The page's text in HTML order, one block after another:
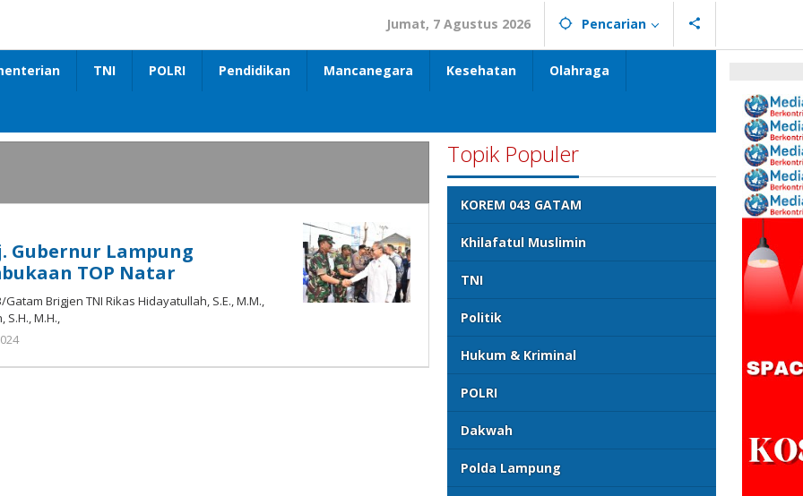
Jumat, 7 Agustus 2026 Pencarian
TNI POLRI Pendidikan Mancanegara Kesehatan Olahraga
Gubernur Lampung
TOP Natar
Brigjen TNI Rikas Hidayatullah, S.E., M.M.,
M.H.,
Anak
Topik Populer
KOREM 043 GATAM
Khilafatul Muslimin
TNI
Politik
Hukum & Kriminal
POLRI
Dakwah
Polda Lampung